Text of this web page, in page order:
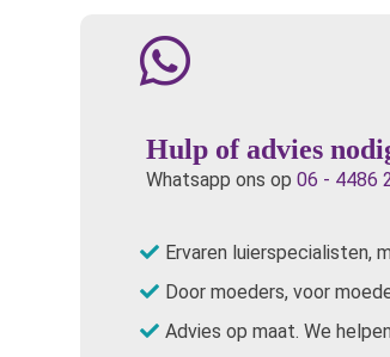
Hulp of advies
Whatsapp ons op 06 - 4486
Ervaren luierspecialisten,
Door moeders, voor
Advies op maat. We